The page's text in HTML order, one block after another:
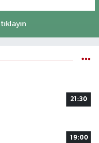
21:30
19:00